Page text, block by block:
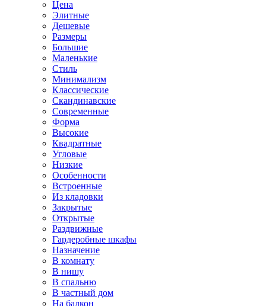
Цена
Элитные
Дешевые
Размеры
Большие
Маленькие
Стиль
Минимализм
Классические
Скандинавские
Современные
Форма
Высокие
Квадратные
Угловые
Низкие
Особенности
Встроенные
Из кладовки
Закрытые
Открытые
Раздвижные
Гардеробные шкафы
Назначение
В комнату
В нишу
В спальню
В частный дом
На балкон